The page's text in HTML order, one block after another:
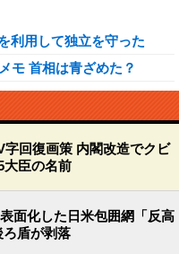
利用して独立を守った
モ 首相は青ざめた？
回復画策 内閣改造でクビ
大臣の名前
面化した日米包囲網「反高
盾が剥落